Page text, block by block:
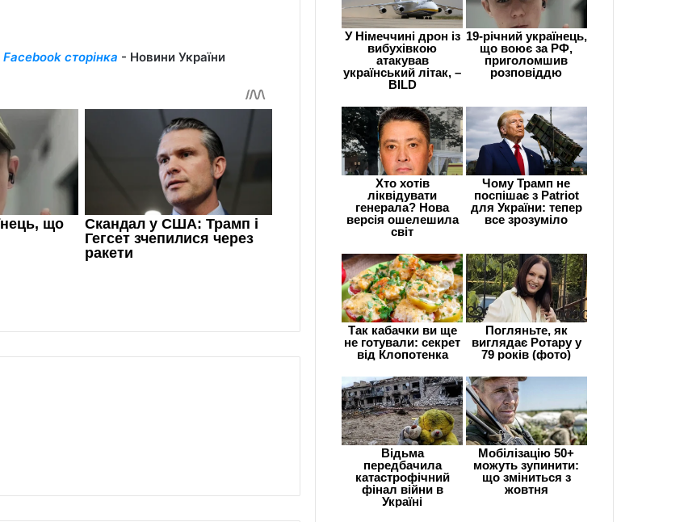
Facebook сторінка - Новини України